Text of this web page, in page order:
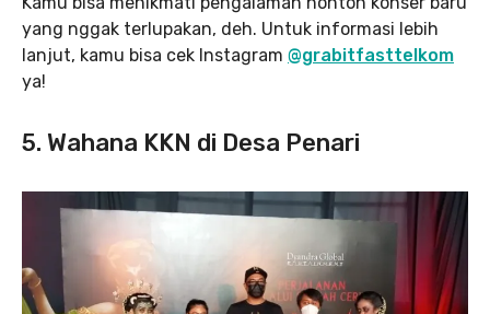
yang nggak terlupakan, deh. Untuk informasi lebih
lanjut, kamu bisa cek Instagram @grabitfasttelkom
ya!
5. Wahana KKN di Desa Penari